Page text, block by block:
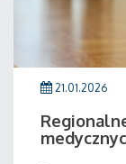
21.01.2026